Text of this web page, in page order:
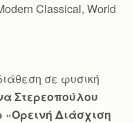
Classical, World
σε φυσική
Στερεοπούλου
«Ορεινή Διάσχιση